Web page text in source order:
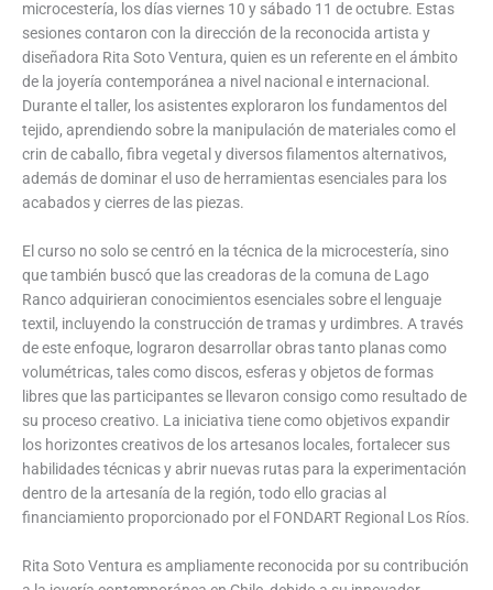
microcestería, los días viernes 10 y sábado 11 de octubre. Estas
sesiones contaron con la dirección de la reconocida artista y
diseñadora Rita Soto Ventura, quien es un referente en el ámbito
de la joyería contemporánea a nivel nacional e internacional.
Durante el taller, los asistentes exploraron los fundamentos del
tejido, aprendiendo sobre la manipulación de materiales como el
crin de caballo, fibra vegetal y diversos filamentos alternativos,
además de dominar el uso de herramientas esenciales para los
acabados y cierres de las piezas.
El curso no solo se centró en la técnica de la microcestería, sino
que también buscó que las creadoras de la comuna de Lago
Ranco adquirieran conocimientos esenciales sobre el lenguaje
textil, incluyendo la construcción de tramas y urdimbres. A través
de este enfoque, lograron desarrollar obras tanto planas como
volumétricas, tales como discos, esferas y objetos de formas
libres que las participantes se llevaron consigo como resultado de
su proceso creativo. La iniciativa tiene como objetivos expandir
los horizontes creativos de los artesanos locales, fortalecer sus
habilidades técnicas y abrir nuevas rutas para la experimentación
dentro de la artesanía de la región, todo ello gracias al
financiamiento proporcionado por el FONDART Regional Los Ríos.
Rita Soto Ventura es ampliamente reconocida por su contribución